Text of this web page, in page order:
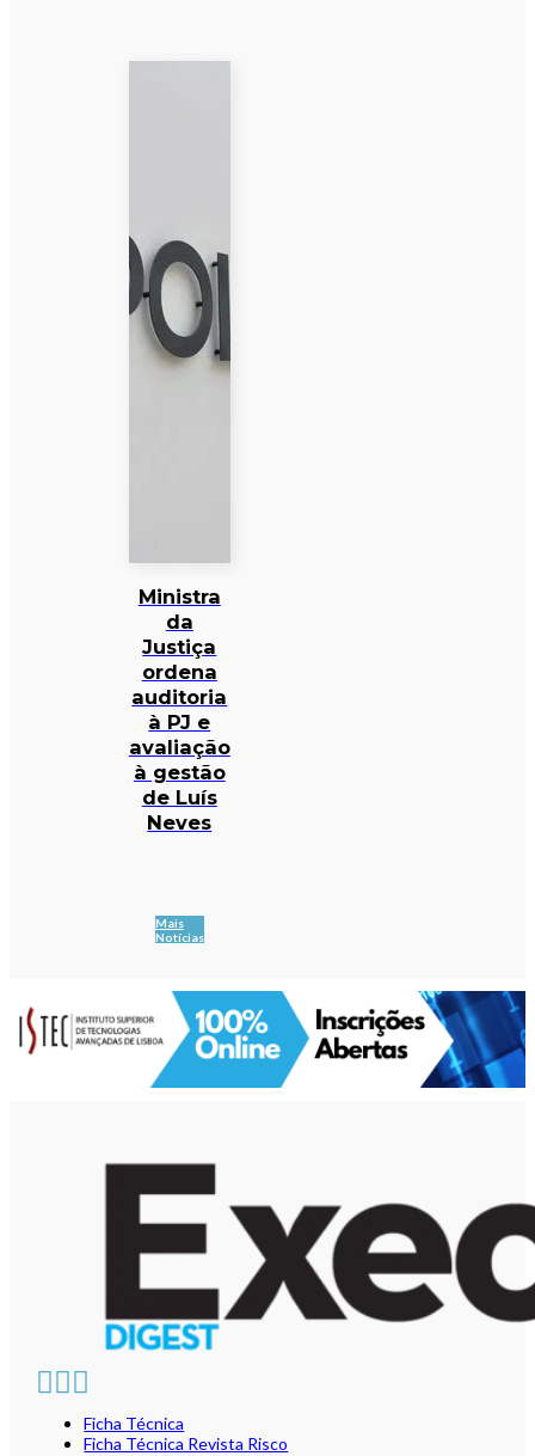
Ministra
da
Justiça
ordena
auditoria
à PJ e
avaliação
à gestão
de Luís
Neves
Mais
Notícias
Ficha Técnica
Ficha Técnica Revista Risco